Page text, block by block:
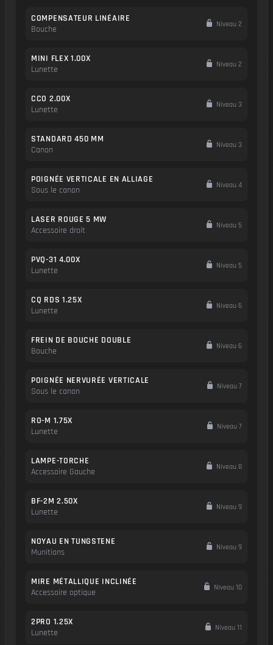
COMPENSATEUR LINÉAIRE
Bouche
Niveau 2
MINI FLEX 1.00X
Lunette
Niveau 2
CCO 2.00X
Lunette
Niveau 3
STANDARD 450 MM
Canon
Niveau 3
POIGNÉE VERTICALE EN ALLIAGE
Sous le canon
Niveau 4
LASER ROUGE 5 MW
Accessoire droit
Niveau 5
PVQ-31 4.00X
Lunette
Niveau 5
CQ RDS 1.25X
Lunette
Niveau 6
FREIN DE BOUCHE DOUBLE
Bouche
Niveau 6
POIGNÉE NERVURÉE VERTICALE
Sous le canon
Niveau 7
RO-M 1.75X
Lunette
Niveau 7
LAMPE-TORCHE
Accessoire Gauche
Niveau 8
BF-2M 2.50X
Lunette
Niveau 9
NOYAU EN TUNGSTENE
Munitions
Niveau 9
MIRE MÉTALLIQUE INCLINÉE
Accessoire optique
Niveau 10
2PRO 1.25X
Lunette
Niveau 11